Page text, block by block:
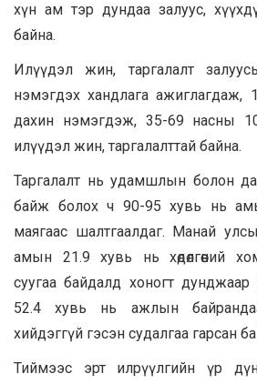
хүн ам тэр дундаа залуус,
байна.
Илүүдэл жин, таргалалт
нэмэгдэх хандлага ажиглагдаж,
дахин нэмэгдэж, 35-69 насны
илүүдэл жин, таргалалттай байна.
Таргалалт нь удамшлын болон
байж болох ч 90-95 хувь нь
маягаас шалтгаалдаг. Манай
амын 21.9 хувь нь хөдөлгөөний
суугаа байдалд хоногт дунджаар
52.4 хувь нь ажлын байрандаа
хийдэггүй гэсэн судалгаа гарсан
Тиймээс эрт илрүүлгийн үр